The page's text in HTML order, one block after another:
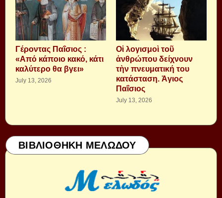
Γέροντας Παΐσιος :
«Από κάποιο κακό, κάτι
καλύτερο θα βγει»
July 13, 2026
Οἱ λογισμοὶ τοῦ
ἀνθρώπου δείχνουν
τὴν πνευματική του
κατάσταση. Ἁγιος
Παΐσιος
July 13, 2026
ΒΙΒΛΙΟΘΗΚΗ ΜΕΛΩΔΟΥ